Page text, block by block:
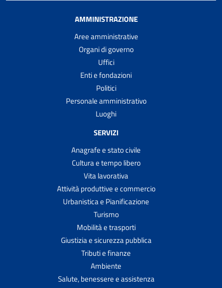
AMMINISTRAZIONE
Aree amministrative
Organi di governo
Uffici
Enti e fondazioni
Politici
Personale amministrativo
Luoghi
SERVIZI
Anagrafe e stato civile
Cultura e tempo libero
Vita lavorativa
Attività produttive e commercio
Urbanistica e Pianificazione
Turismo
Mobilità e trasporti
Giustizia e sicurezza pubblica
Tributi e finanze
Ambiente
Salute, benessere e assistenza